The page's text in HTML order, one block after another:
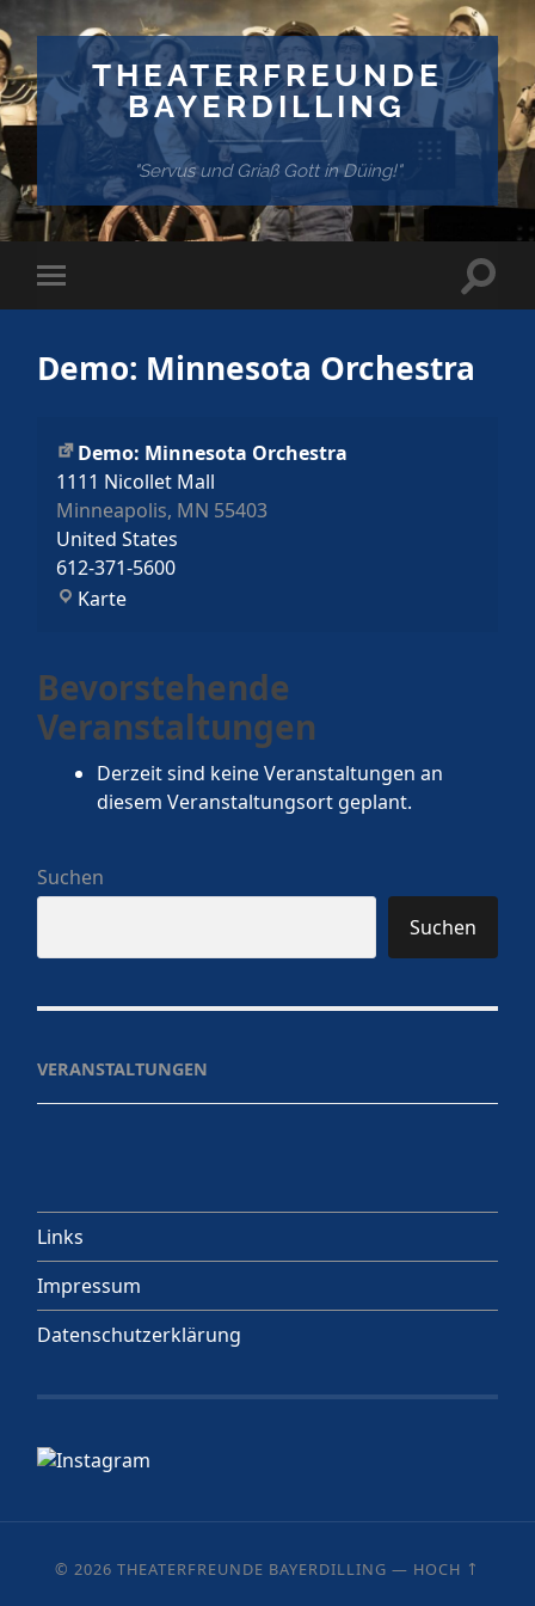
THEATERFREUNDE
BAYERDILLING
"Servus und Griaß Gott in Düing!"
Mobile-
Menü ein-/
Demo: Minnesota Orchestra
Demo: Minnesota Orchestra
1111 Nicollet Mall
Minneapolis, MN 55403
United States
612-371-5600
KarteDemo:
Bevorstehende
Veranstaltungen
Derzeit sind keine Veranstaltungen an
diesem Veranstaltungsort geplant.
Suchen
Suchen
VERANSTALTUNGEN
Links
Impressum
Datenschutzerklärung
© 2026 THEATERFREUNDE BAYERDILLING — HOCH ↑